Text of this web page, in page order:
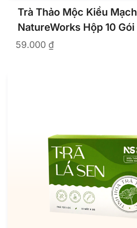
Trà Thảo Mộc Kiều Mạch
NatureWorks Hộp 10 Gói
59.000 ₫